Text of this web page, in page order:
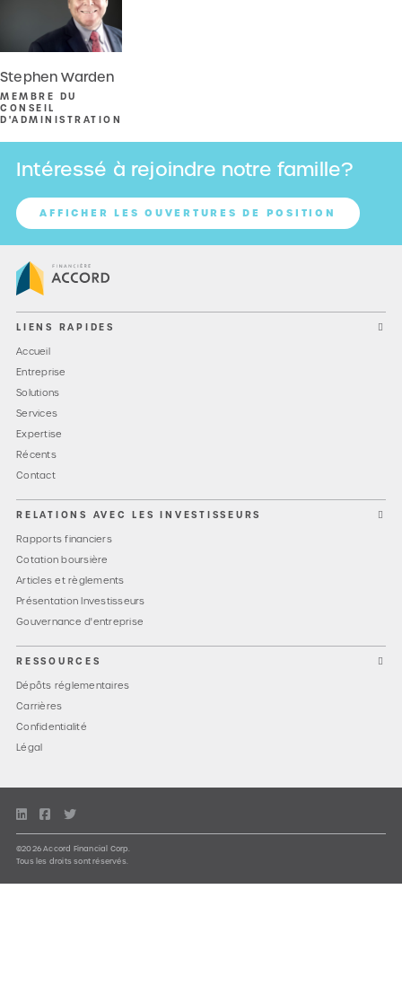
Stephen Warden
MEMBRE DU
CONSEIL
D'ADMINISTRATION
Intéressé à rejoindre notre famille?
AFFICHER LES OUVERTURES DE POSITION
LIENS RAPIDES
Accueil
Entreprise
Solutions
Services
Expertise
Récents
Contact
RELATIONS AVEC LES INVESTISSEURS
Rapports financiers
Cotation boursière
Articles et règlements
Présentation Investisseurs
Gouvernance d'entreprise
RESSOURCES
Dépôts réglementaires
Carrières
Confidentialité
Légal
©2026 Accord Financial Corp.
Tous les droits sont réservés.